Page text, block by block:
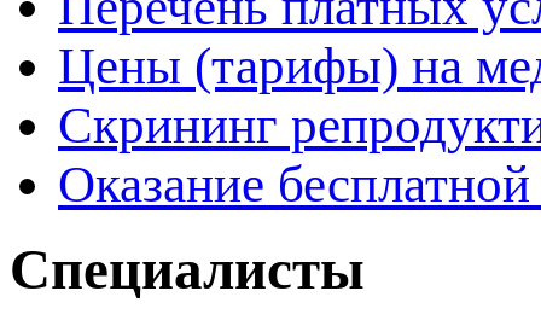
Цены (тарифы) на
Скрининг
Оказание
Специалисты